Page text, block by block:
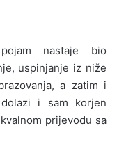
nastaje bio
uspinjanje iz niže
a zatim i
dolazi i sam korjen
prijevodu sa